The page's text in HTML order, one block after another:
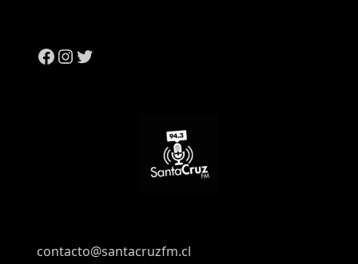
contacto@santacruzfm.cl